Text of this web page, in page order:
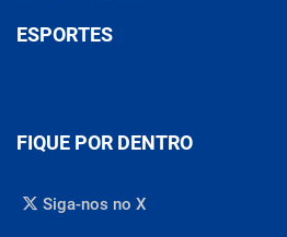
ESPORTES
FIQUE POR DENTRO
Siga-nos no X